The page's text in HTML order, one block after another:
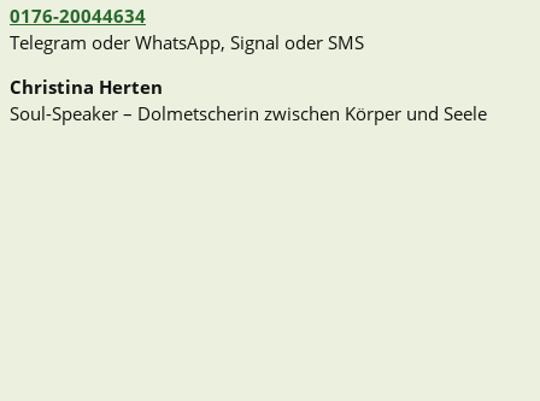
0176-20044634
Telegram oder WhatsApp, Signal oder SMS
Christina Herten
Soul-Speaker – Dolmetscherin zwischen Körper und Seele